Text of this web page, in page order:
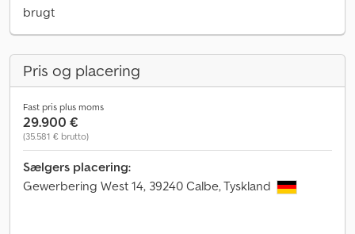
brugt
Pris og placering
Fast pris plus moms
29.900 €
(35.581 € brutto)
Sælgers placering:
Gewerbering West 14, 39240 Calbe, Tyskland